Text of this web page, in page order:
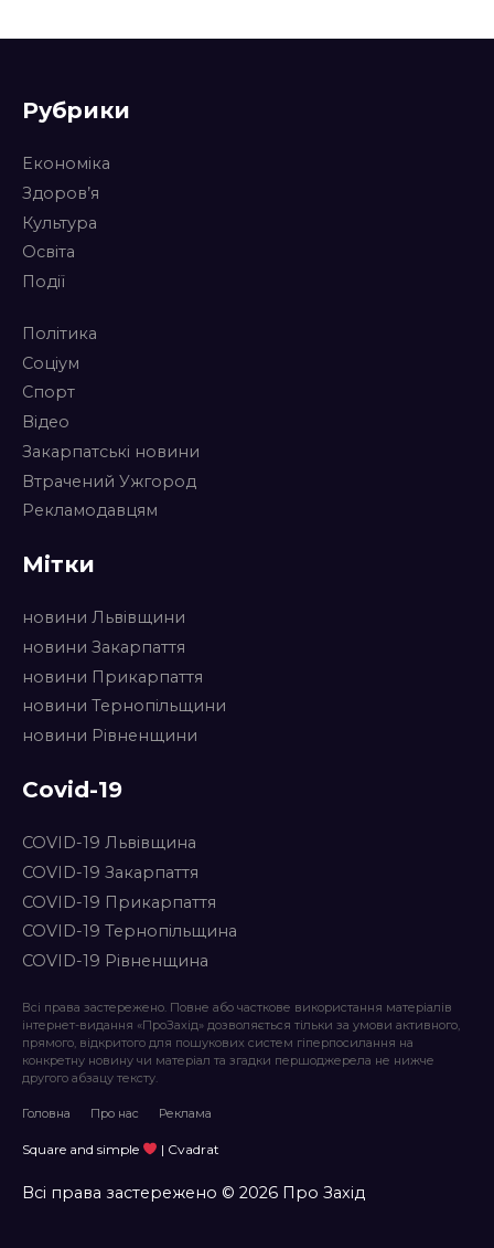
Рубрики
Економіка
Здоров’я
Культура
Освіта
Події
Політика
Соціум
Спорт
Відео
Закарпатські новини
Втрачений Ужгород
Рекламодавцям
Мітки
новини Львівщини
новини Закарпаття
новини Прикарпаття
новини Тернопільщини
новини Рівненщини
Covid-19
COVID-19 Львівщина
COVID-19 Закарпаття
COVID-19 Прикарпаття
COVID-19 Тернопільщина
COVID-19 Рівненщина
Всі права застережено. Повне або часткове використання матеріалів
інтернет-видання «ПроЗахід» дозволяється тільки за умови активного,
прямого, відкритого для пошукових систем гіперпосилання на
конкретну новину чи матеріал та згадки першоджерела не нижче
другого абзацу тексту.
Головна Про нас Реклама
Square and simple | Cvadrat
Всі права застережено © 2026 Про Захід